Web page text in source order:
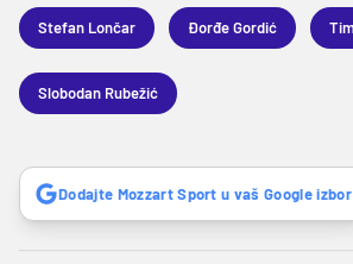
Stefan Lončar Đorđe Gordić
Slobodan Rubežić
Dodajte Mozzart Sport u vaš Google izbor